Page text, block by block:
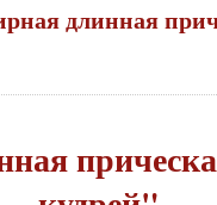
длинная